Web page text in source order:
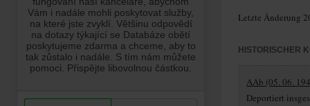
Letzte Änderung
HISTORISCHER
AAb (05. 06.
Deportiert